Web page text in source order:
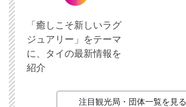
「癒しこそ新しいラグ
ジュアリー」をテーマ
に、タイの最新情報を
紹介
注目観光局・団体一覧を見る